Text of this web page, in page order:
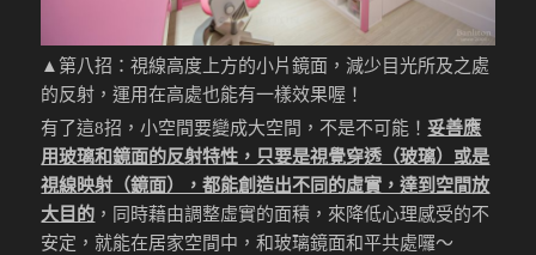
▲第八招：視線高度上方的小片鏡面，減少目光所及之處
的反射，運用在高處也能有一樣效果喔！
有了這8招，小空間要變成大空間，不是不可能！妥善應
用玻璃和鏡面的反射特性，只要是視覺穿透（玻璃）或是
視線映射（鏡面），都能創造出不同的虛實，達到空間放
大目的 ，同時藉由調整虛實的面積，來降低心理感受的不
安定，就能在居家空間中，和玻璃鏡面和平共處囉～